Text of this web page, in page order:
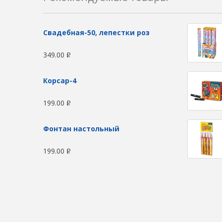
Свадебная-50, лепестки роз
349.00 Р
Корсар-4
199.00 Р
Фонтан настольный
199.00 Р